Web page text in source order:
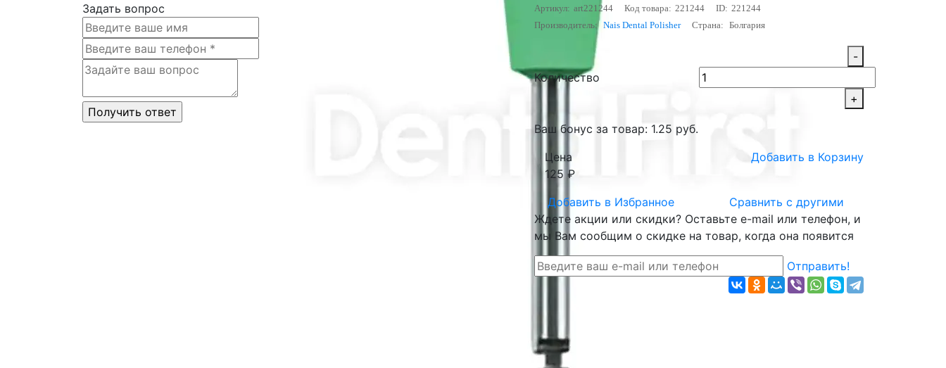
Задать вопрос
Артикул: art221244 Код товара: 221244 ID: 221244
Производитель: Nais Dental Polisher Страна: Болгария
Количество
-
+
Ваш бонус за товар: 1.25 руб.
Цена
125 ₽
Добавить в Корзину
Добавить в Избранное
Сравнить с другими
Ждете акции или скидки? Оставьте e-mail или телефон, и
мы Вам сообщим о скидке на товар, когда она появится
Отправить!